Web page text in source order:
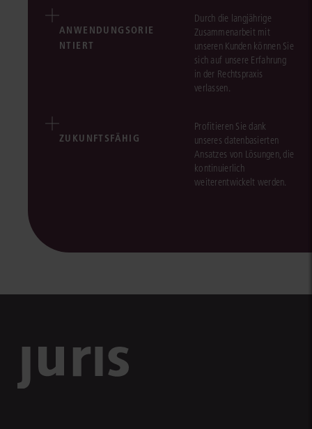
ANWENDUNGSORIE
NTIERT
Durch die langjährige
Zusammenarbeit mit
unseren Kunden können Sie
sich auf unsere Erfahrung
in der Rechtspraxis
verlassen.
ZUKUNFTSFÄHIG
Profitieren Sie dank
unseres datenbasierten
Ansatzes von Lösungen, die
kontinuierlich
weiterentwickelt werden.